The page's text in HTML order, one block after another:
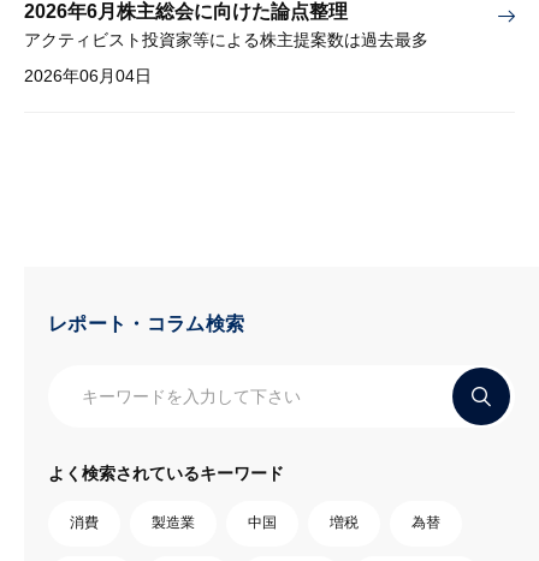
2026年6月株主総会に向けた論点整理
アクティビスト投資家等による株主提案数は過去最多
2026年06月04日
レポート・コラム検索
よく検索されているキーワード
消費 製造業 中国 増税 為替